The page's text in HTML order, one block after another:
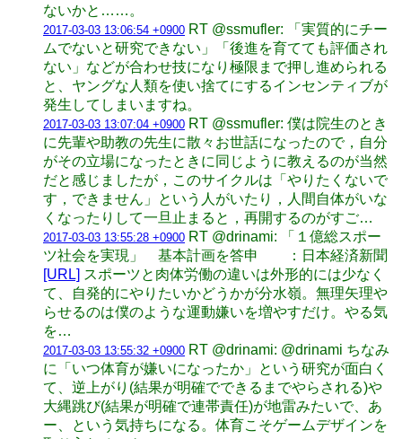
ないかと……。
2017-03-03 13:06:54 +0900 RT @ssmufler: 「実質的にチー
ムでないと研究できない」「後進を育てても評価され
ない」などが合わせ技になり極限まで押し進められる
と、ヤングな人類を使い捨てにするインセンティブが
発生してしまいますね。
2017-03-03 13:07:04 +0900 RT @ssmufler: 僕は院生のとき
に先輩や助教の先生に散々お世話になったので，自分
がその立場になったときに同じように教えるのが当然
だと感じましたが，このサイクルは「やりたくないで
す，できません」という人がいたり，人間自体がいな
くなったりして一旦止まると，再開するのがすご…
2017-03-03 13:55:28 +0900 RT @drinami: 「１億総スポー
ツ社会を実現」 基本計画を答申 ：日本経済新聞
[URL] スポーツと肉体労働の違いは外形的には少なく
て、自発的にやりたいかどうかが分水嶺。無理矢理や
らせるのは僕のような運動嫌いを増やすだけ。やる気
を…
2017-03-03 13:55:32 +0900 RT @drinami: @drinami ちなみ
に「いつ体育が嫌いになったか」という研究が面白く
て、逆上がり(結果が明確でできるまでやらされる)や
大縄跳び(結果が明確で連帯責任)が地雷みたいで、あ
ー、という気持ちになる。体育こそゲームデザインを